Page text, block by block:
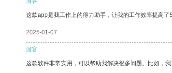
这款app是我工作上的得力助手，让我的工作效率提高了
2025-01-07
游客
这款软件非常实用，可以帮助我解决很多问题。比如，